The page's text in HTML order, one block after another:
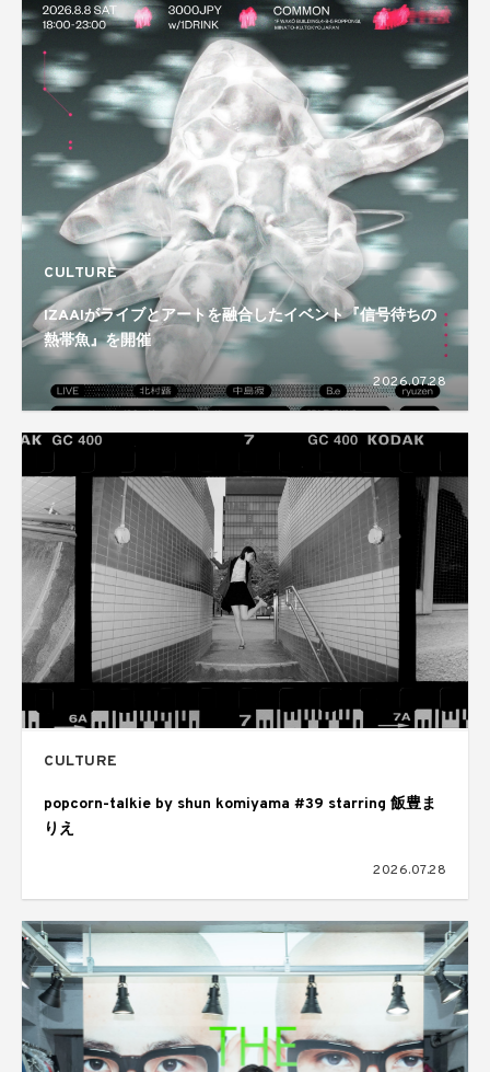
CULTURE
IZAAIがライブとアートを融合したイベント『信号待ちの
熱帯魚』を開催
2026.07.28
CULTURE
popcorn-talkie by shun komiyama #39 starring 飯豊ま
りえ
2026.07.28